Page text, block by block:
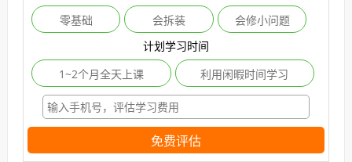
零基础
会拆装
会修小问题
计划学习时间
1~2个月全天上课
利用闲暇时间学习
免费评估